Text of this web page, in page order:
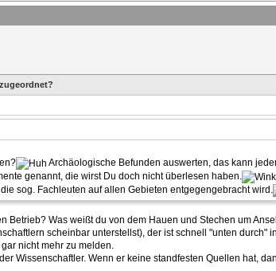
Archäologische Befunden auswerten, das kann
genannt, die wirst Du doch nicht überlesen haben.
sog. Fachleuten auf allen Gebieten entgegengebracht wird.
Betrieb? Was weißt du von dem Hauen und Stechen um
scheinbar unterstellst), der ist schnell "unten durch"
nicht mehr zu melden.
Wissenschaftler. Wenn er keine standfesten Quellen hat,